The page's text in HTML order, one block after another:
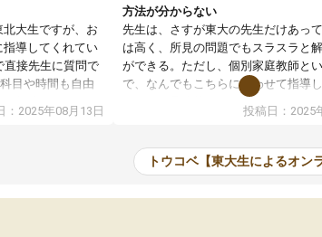
大生ですが、お
導してくれてい
直接先生に質問で
目や時間も自由
勉強ができると
みたいなのがあり
：2025年08月13日
方法が分からない
先生は、さすが東大の先生だけあっ
は高く、所見の問題でもスラスラと
ができる。ただし、個別家庭教師と
で、なんでもこちらに合わせて指導
のだが、具体的なカリキュラムがない
は、授業の先取り学習をするため、
いただいたが、1時間の時間を使っ
範囲は限られており、それであれば
投稿日：2025
トウコベ【東大生によるオン